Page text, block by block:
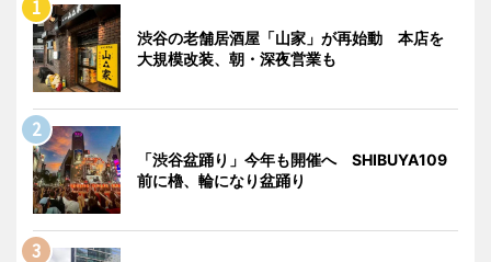
渋谷の老舗居酒屋「山家」が再始動 本店を
大規模改装、朝・深夜営業も
「渋谷盆踊り」今年も開催へ SHIBUYA109
前に櫓、輪になり盆踊り